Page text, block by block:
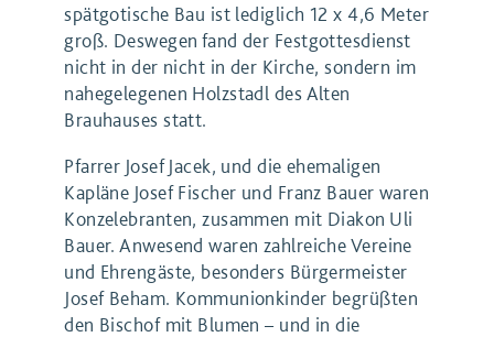
spätgotische Bau ist lediglich 12 x 4,6 Meter
groß. Deswegen fand der Festgottesdienst
nicht in der nicht in der Kirche, sondern im
nahegelegenen Holzstadl des Alten
Brauhauses statt.
Pfarrer Josef Jacek, und die ehemaligen
Kapläne Josef Fischer und Franz Bauer waren
Konzelebranten, zusammen mit Diakon Uli
Bauer. Anwesend waren zahlreiche Vereine
und Ehrengäste, besonders Bürgermeister
Josef Beham. Kommunionkinder begrüßten
den Bischof mit Blumen – und in die